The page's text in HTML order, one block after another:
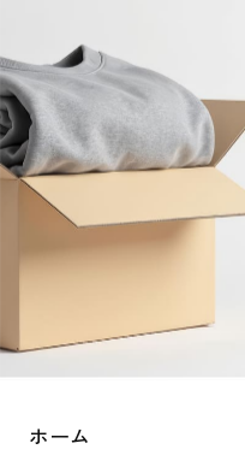
ホーム